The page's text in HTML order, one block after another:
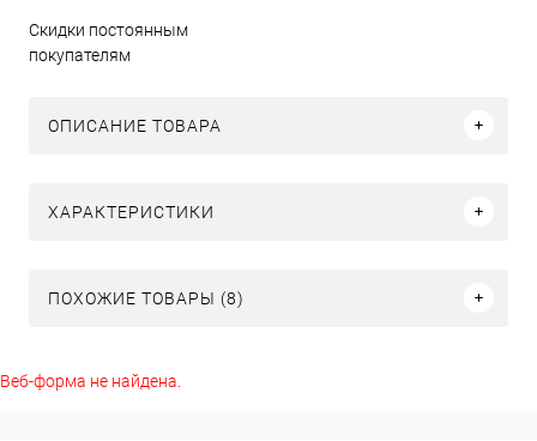
Скидки постоянным
покупателям
ОПИСАНИЕ ТОВАРА
ХАРАКТЕРИСТИКИ
ПОХОЖИЕ ТОВАРЫ (8)
Веб-форма не найдена.